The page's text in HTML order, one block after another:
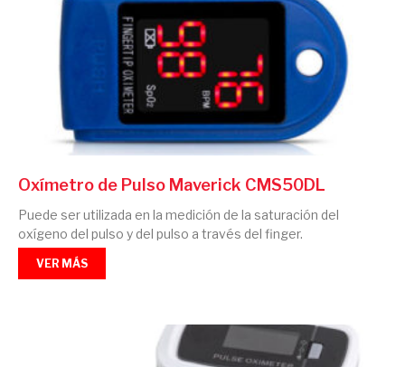
Oxímetro de Pulso Maverick CMS50DL
Puede ser utilizada en la medición de la saturación del
oxígeno del pulso y del pulso a través del finger.
VER MÁS